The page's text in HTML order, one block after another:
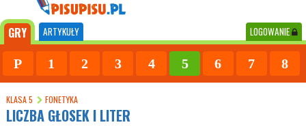
GRY ARTYKUŁY LOGOWANIE
P 1 2 3 4 5 6 7 8
KLASA 5 FONETYKA
LICZBA GŁOSEK I LITER